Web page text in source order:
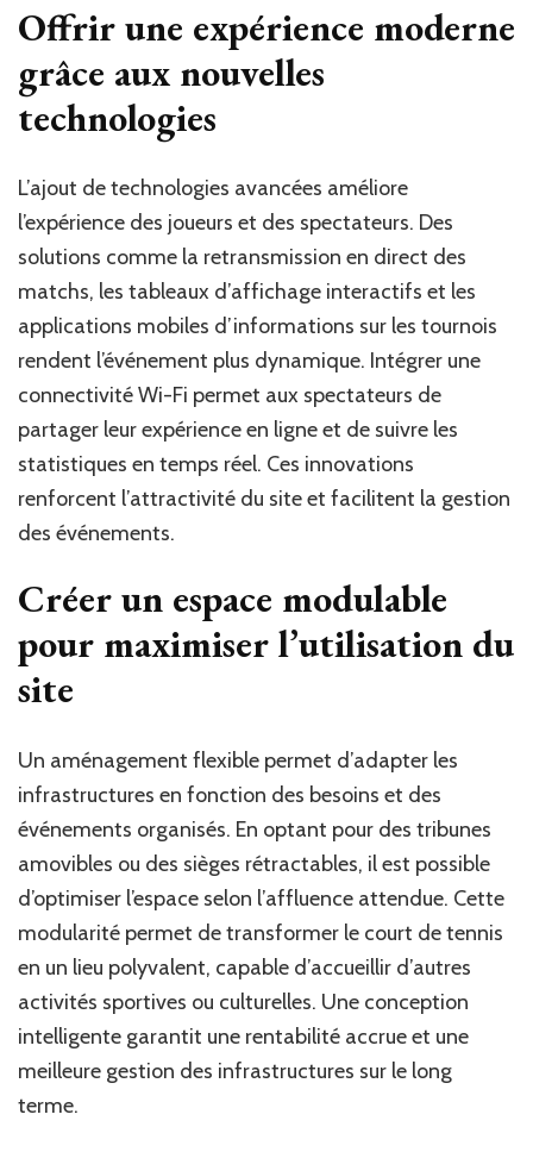
Offrir une expérience moderne
grâce aux nouvelles
technologies
L’ajout de technologies avancées améliore
l’expérience des joueurs et des spectateurs. Des
solutions comme la retransmission en direct des
matchs, les tableaux d’affichage interactifs et les
applications mobiles d’informations sur les tournois
rendent l’événement plus dynamique. Intégrer une
connectivité Wi-Fi permet aux spectateurs de
partager leur expérience en ligne et de suivre les
statistiques en temps réel. Ces innovations
renforcent l’attractivité du site et facilitent la gestion
des événements.
Créer un espace modulable
pour maximiser l’utilisation du
site
Un aménagement flexible permet d’adapter les
infrastructures en fonction des besoins et des
événements organisés. En optant pour des tribunes
amovibles ou des sièges rétractables, il est possible
d’optimiser l’espace selon l’affluence attendue. Cette
modularité permet de transformer le court de tennis
en un lieu polyvalent, capable d’accueillir d’autres
activités sportives ou culturelles. Une conception
intelligente garantit une rentabilité accrue et une
meilleure gestion des infrastructures sur le long
terme.